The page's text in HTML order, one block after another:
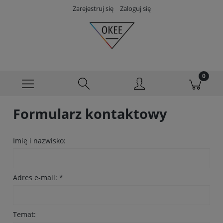
Zarejestruj się Zaloguj się
Formularz kontaktowy
Imię i nazwisko:
Adres e-mail: *
Temat: